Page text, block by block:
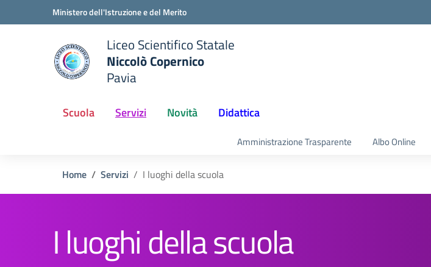
Vai ai contenuti
Vai al menu di navigazioneMinistero dell'Istruzione e del Merito
scuola
Liceo Scientifico Statale
Niccolò Copernico
Pavia
Scuola Servizi Novità Didattica
Amministrazione Trasparente Albo Online
Home Servizi I luoghi della scuola
I luoghi della scuola